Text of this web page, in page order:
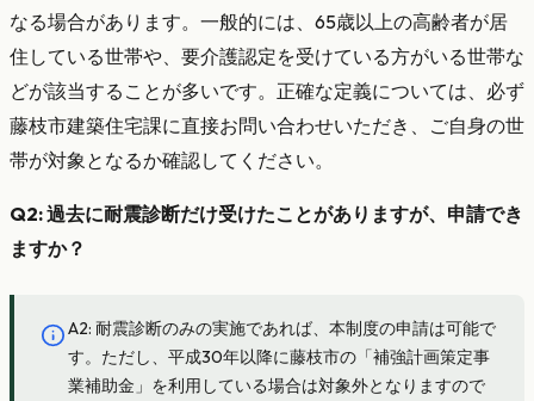
なる場合があります。一般的には、65歳以上の高齢者が居
住している世帯や、要介護認定を受けている方がいる世帯な
どが該当することが多いです。正確な定義については、必ず
藤枝市建築住宅課に直接お問い合わせいただき、ご自身の世
帯が対象となるか確認してください。
Q2: 過去に耐震診断だけ受けたことがありますが、申請でき
ますか？
A2: 耐震診断のみの実施であれば、本制度の申請は可能で
す。ただし、平成30年以降に藤枝市の「補強計画策定事
業補助金」を利用している場合は対象外となりますので